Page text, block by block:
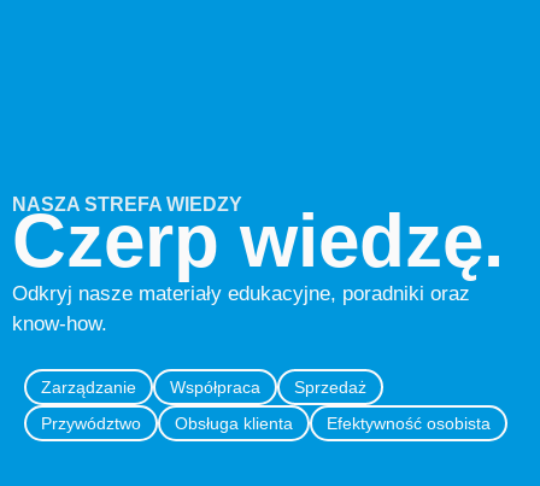
NASZA STREFA WIEDZY
Czerp wiedzę.
Odkryj nasze materiały edukacyjne, poradniki oraz
know-how.
Zarządzanie Współpraca
Sprzedaż
Przywództwo
Obsługa klienta Efektywność osobista